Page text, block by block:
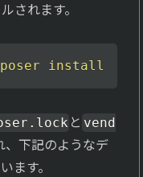
されます。
install
と vend
、下記のようなデ
ます。